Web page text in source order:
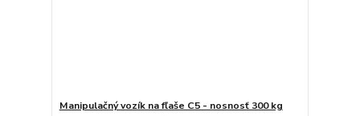
Manipulačný vozík na fľaše C5 - nosnosť 300 kg